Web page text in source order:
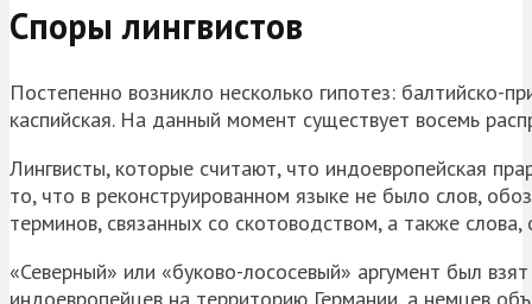
Споры лингвистов
Постепенно возникло несколько гипотез: балтийско-
каспийская. На данный момент существует восемь
Лингвисты, которые считают, что индоевропейская
то, что в реконструированном языке не было слов,
терминов, связанных со скотоводством, а также слова,
«Северный» или «буково-лососевый» аргумент был
индоевропейцев на территорию Германии, а немцев